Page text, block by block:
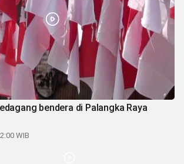
bendera di Palangka Raya
WIB